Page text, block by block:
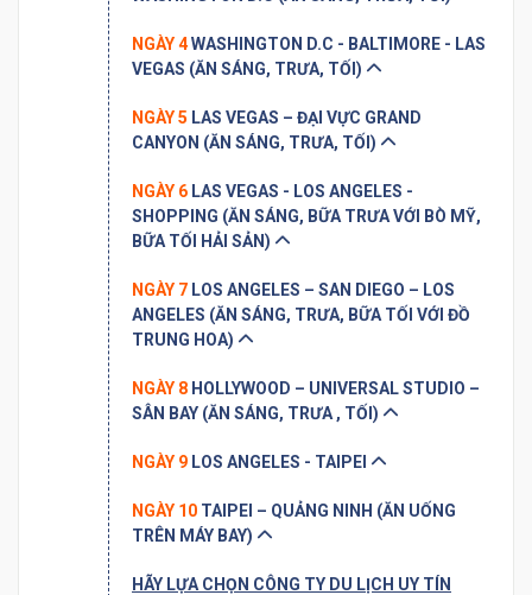
NGÀY 4WASHINGTON D.C - BALTIMORE - LAS
VEGAS (ĂN SÁNG, TRƯA, TỐI)
NGÀY 5 LAS VEGAS – ĐẠI VỰC GRAND
CANYON (ĂN SÁNG, TRƯA, TỐI)
NGÀY 6 LAS VEGAS - LOS ANGELES -
SHOPPING (ĂN SÁNG, BỮA TRƯA VỚI BÒ MỸ,
BỮA TỐI HẢI SẢN)
NGÀY 7 LOS ANGELES – SAN DIEGO – LOS
ANGELES (ĂN SÁNG, TRƯA, BỮA TỐI VỚI ĐỒ
TRUNG HOA)
NGÀY 8 HOLLYWOOD – UNIVERSAL STUDIO –
SÂN BAY (ĂN SÁNG, TRƯA , TỐI)
NGÀY 9 LOS ANGELES - TAIPEI
NGÀY 10 TAIPEI – QUẢNG NINH (ĂN UỐNG
TRÊN MÁY BAY)
HÃY LỰA CHỌN CÔNG TY DU LỊCH UY TÍN